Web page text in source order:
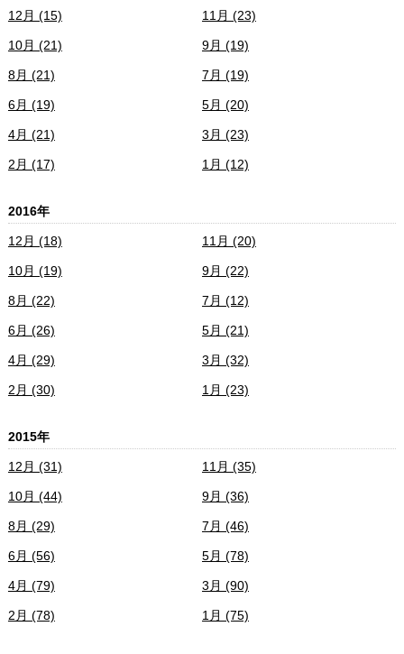
12月 (15) 11月 (23)
10月 (21) 9月 (19)
8月 (21) 7月 (19)
6月 (19) 5月 (20)
4月 (21) 3月 (23)
2月 (17) 1月 (12)
2016年
12月 (18) 11月 (20)
10月 (19) 9月 (22)
8月 (22) 7月 (12)
6月 (26) 5月 (21)
4月 (29) 3月 (32)
2月 (30) 1月 (23)
2015年
12月 (31) 11月 (35)
10月 (44) 9月 (36)
8月 (29) 7月 (46)
6月 (56) 5月 (78)
4月 (79) 3月 (90)
2月 (78) 1月 (75)